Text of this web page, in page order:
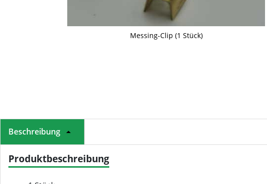
Messing-Clip (1 Stück)
Beschreibung
Produktbeschreibung